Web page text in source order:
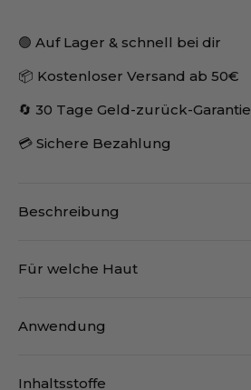
🟢 Auf Lager & schnell bei dir
📦 Kostenloser Versand ab 50€
🔄 30 Tage Geld-zurück-Garantie
💳 Sichere Bezahlung
Beschreibung
Für welche Haut
Anwendung
Inhaltsstoffe